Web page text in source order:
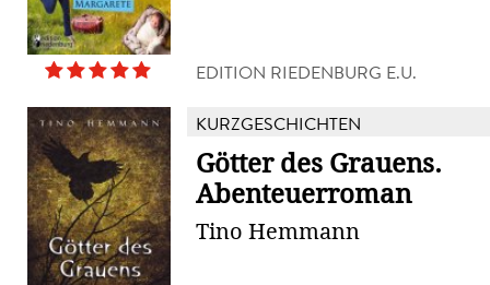
EDITION RIEDENBURG E.U.
KURZGESCHICHTEN
Götter des Grauens.
Abenteuerroman
Tino Hemmann